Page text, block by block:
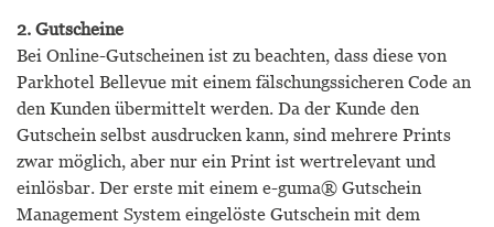
2. Gutscheine
Bei Online-Gutscheinen ist zu beachten, dass diese von
Parkhotel Bellevue mit einem fälschungssicheren Code an
den Kunden übermittelt werden. Da der Kunde den
Gutschein selbst ausdrucken kann, sind mehrere Prints
zwar möglich, aber nur ein Print ist wertrelevant und
einlösbar. Der erste mit einem e-guma® Gutschein
Management System eingelöste Gutschein mit dem